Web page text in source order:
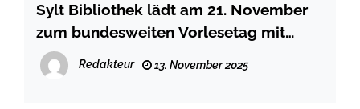
Sylt Bibliothek lädt am 21. November
zum bundesweiten Vorlesetag mit
Frank Bremser ein
Redakteur 13. November 2025